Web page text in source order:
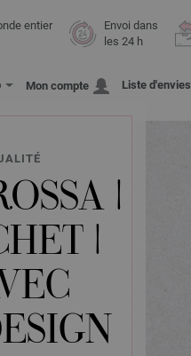
entier
Envoi dans
les 24 h
Mon compte Liste d'envies
|
|